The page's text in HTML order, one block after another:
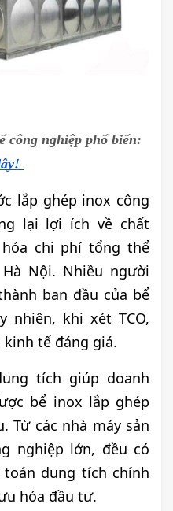
công nghiệp phổ biến:
lắp ghép inox công
lại lợi ích về chất
chi phí tổng thể
Nội. Nhiều người
ban đầu của bể
nhiên, khi xét TCO,
tế đáng giá.
tích giúp doanh
bể inox lắp ghép
Từ các nhà máy sản
nghiệp lớn, đều có
dung tích chính
hóa đầu tư.